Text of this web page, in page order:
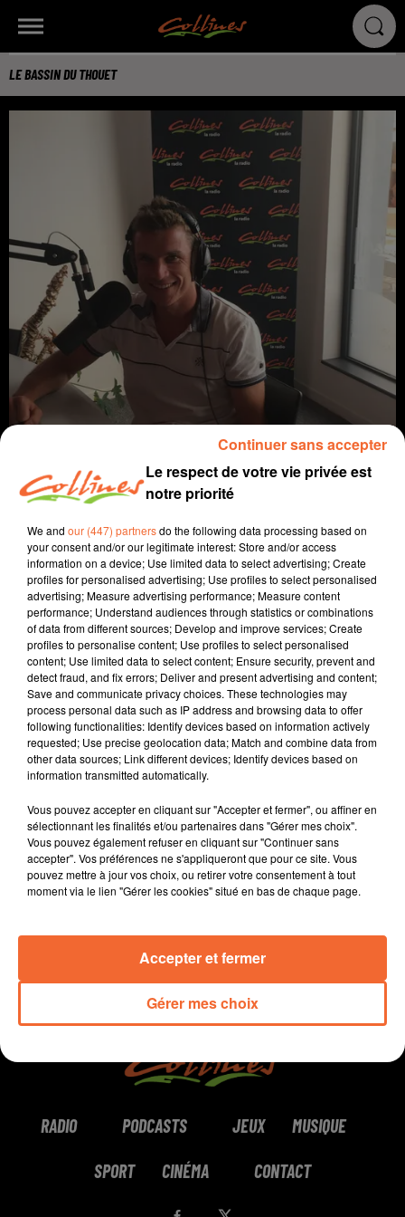
LE BASSIN DU THOUET
AGRICULTURE
6 avril 2023 - 6 min 31 sec
LE BASSIN DU THOUET
Jacqueline Pinon
A travers champs
Avec Ludo et Jacqueline, COLLINES porte un regard
différent sur l'agriculture chaque semaine le jeudi à
7h40 et le dimanche à 9h30.
0:00 6 min 31 sec
RADIO PODCASTS JEUX MUSIQUE
SPORT CINÉMA CONTACT
Le respect de votre vie privée est
notre priorité
We and our (447) partnersdo the following data processing based on
your consent and/or our legitimate interest: Store and/or access
information on a device; Use limited data to select advertising; Create
profiles for personalised advertising; Use profiles to select personalised
advertising; Measure advertising performance; Measure content
performance; Understand audiences through statistics or combinations
of data from different sources; Develop and improve services; Create
profiles to personalise content; Use profiles to select personalised
content; Use limited data to select content; Ensure security, prevent and
detect fraud, and fix errors; Deliver and present advertising and content;
Save and communicate privacy choices. These technologies may
process personal data such as IP address and browsing data to offer
following functionalities: Identify devices based on information actively
requested; Use precise geolocation data; Match and combine data from
other data sources; Link different devices; Identify devices based on
information transmitted automatically.
Vous pouvez accepter en cliquant sur "Accepter et fermer", ou affiner en
sélectionnant les finalités et/ou partenaires dans "Gérer mes choix".
Vous pouvez également refuser en cliquant sur "Continuer sans
accepter". Vos préférences ne s'appliqueront que pour ce site. Vous
pouvez mettre à jour vos choix, ou retirer votre consentement à tout
moment via le lien "Gérer les cookies" situé en bas de chaque page.
Gérer mes choix
Accepter et fermer
Continuer sans accepter